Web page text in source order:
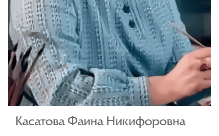
Касатова Фаина Никифоровна